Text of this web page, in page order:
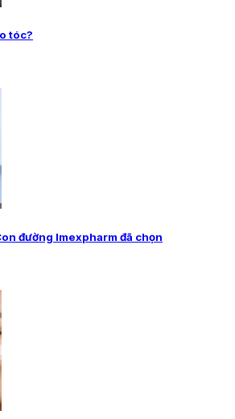
tóc?
đường Imexpharm đã chọn